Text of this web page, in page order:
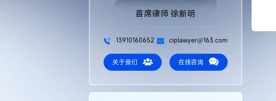
首席律师 徐新明
13910160652 ciplawyer@163.com
关于我们 在线咨询